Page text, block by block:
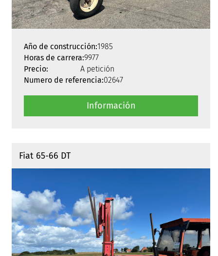
Año de construcción:1985
Horas de carrera:9977
Precio:
A petición
Numero de referencia:02647
Información
Fiat 65-66 DT